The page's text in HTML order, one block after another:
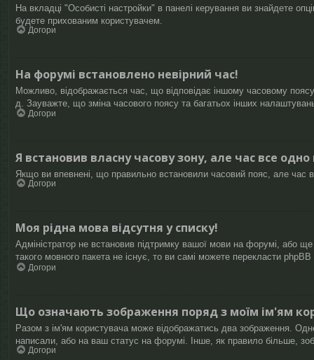
На вкладці "Особисті настройки" в панелі керування ви знайдете
будете прихованим користувачем.
Догори
На форумі встановлено невірний час!
Можливо, відображається час, що відповідає іншому часовому
д. Зауважте, що зміна часового поясу та багатьох інших
Догори
Я встановив власну часову зону, але час все одно
Якщо ви впевнені, що правильно встановили часовий пояс, але час
Догори
Моя рідна мова відсутня у списку!
Адміністратор не встановив підтримку вашої мови на форумі, або
такого мовного пакета не існує, то ви самі можете перекласти
Догори
Що означають зображення поряд з моїм ім'ям
Разом з ім'ям користувача може відображатись два зображення.
написали, або на ваш статус на форумі. Інше, як правило більше,
Догори